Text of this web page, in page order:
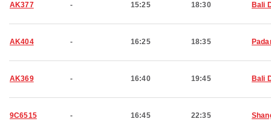
AK377 - 15:25 18:30 Bali
AK404 - 16:25 18:35
AK369 - 16:40 19:45 Bali
9C6515 - 16:45 22:35